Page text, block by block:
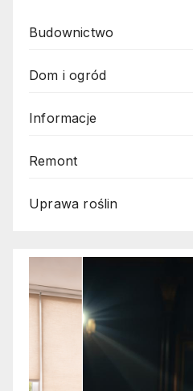
Budownictwo
Dom i ogród
Informacje
Remont
Uprawa roślin